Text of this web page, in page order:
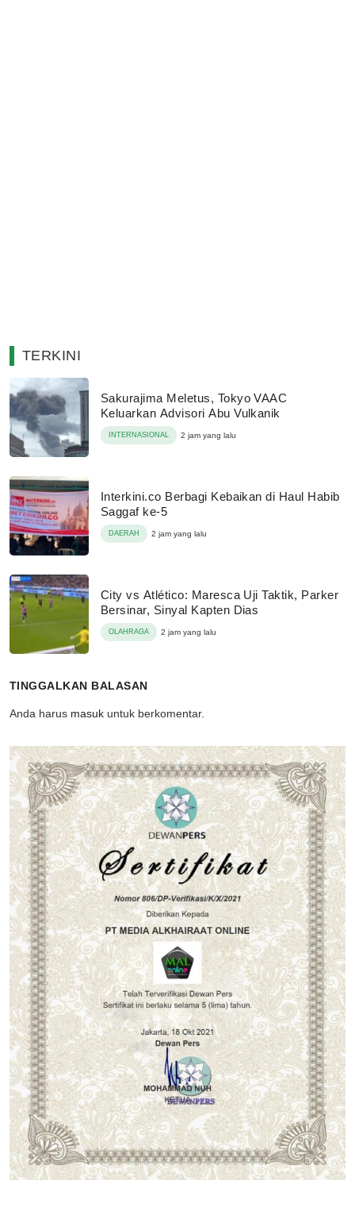
TERKINI
Sakurajima Meletus, Tokyo VAAC
Keluarkan Advisori Abu Vulkanik
INTERNASIONAL 2 jam yang lalu
Interkini.co Berbagi Kebaikan di Haul Habib
Saggaf ke-5
DAERAH 2 jam yang lalu
City vs Atlético: Maresca Uji Taktik, Parker
Bersinar, Sinyal Kapten Dias
OLAHRAGA 2 jam yang lalu
TINGGALKAN BALASAN
Anda harus masuk untuk berkomentar.